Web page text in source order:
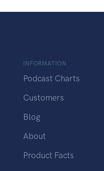
INFORMATION
Podcast Charts
Customers
Blog
About
Product Facts